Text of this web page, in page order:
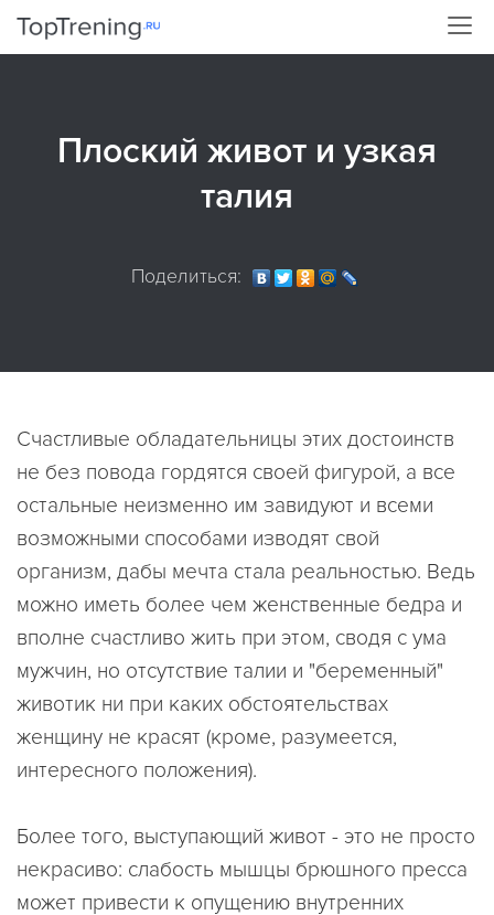
Плоский живот и узкая
талия
Поделиться:
Счастливые обладательницы этих достоинств
не без повода гордятся своей фигурой, а все
остальные неизменно им завидуют и всеми
возможными способами изводят свой
организм, дабы мечта стала реальностью. Ведь
можно иметь более чем женственные бедра и
вполне счастливо жить при этом, сводя с ума
мужчин, но отсутствие талии и "беременный"
животик ни при каких обстоятельствах
женщину не красят (кроме, разумеется,
интересного положения).
Более того, выступающий живот - это не просто
некрасиво: слабость мышцы брюшного пресса
может привести к опущению внутренних